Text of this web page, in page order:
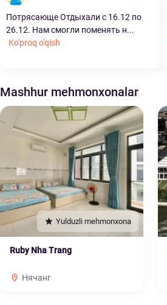
Потрясающе Отдыхали с 16.12 по
26.12. Нам смогли поменять н...
Ko'proq o'qish
Mashhur mehmonxonalar
Yulduzli mehmonxona
Ruby Nha Trang
Нячанг